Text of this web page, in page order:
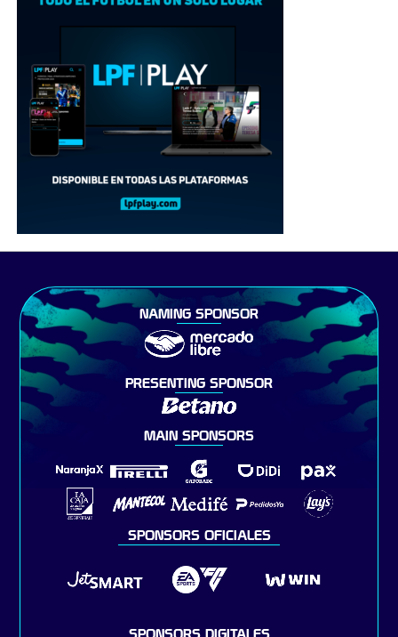
NAMING SPONSOR
PRESENTING SPONSOR
MAIN SPONSORS
SPONSORS OFICIALES